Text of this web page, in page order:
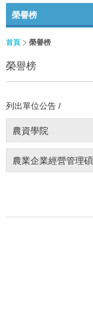
榮譽榜
首頁 榮譽榜
榮譽榜
列出單位公告 /
農資學院
農業企業經營管理